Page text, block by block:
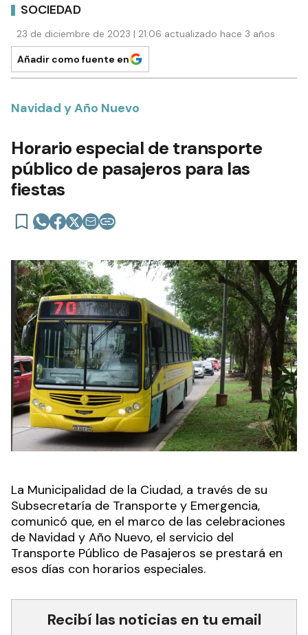
SOCIEDAD
23 de diciembre de 2023 | 21:06 actualizado hace 3 años
Añadir como fuente en
Navidad y Año Nuevo
Horario especial de transporte
público de pasajeros para las
fiestas
La Municipalidad de la Ciudad, a través de su
Subsecretaría de Transporte y Emergencia,
comunicó que, en el marco de las celebraciones
de Navidad y Año Nuevo, el servicio del
Transporte Público de Pasajeros se prestará en
esos días con horarios especiales.
Recibí las noticias en tu email